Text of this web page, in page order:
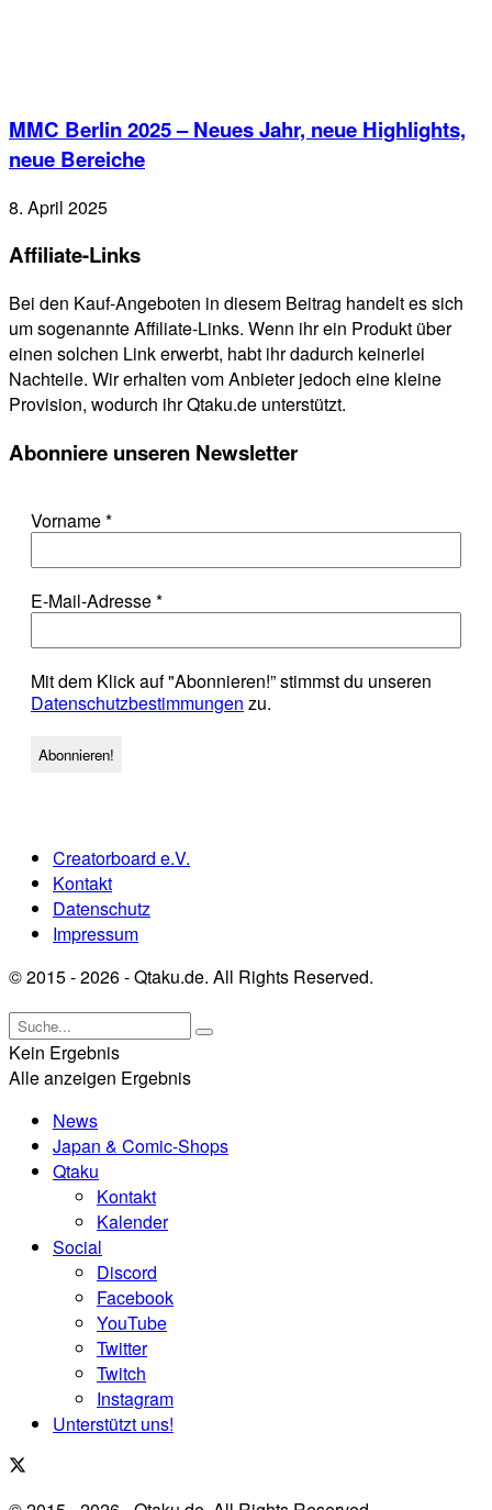
MMC Berlin 2025 – Neues Jahr, neue Highlights,
neue Bereiche
8. April 2025
Affiliate-Links
Bei den Kauf-Angeboten in diesem Beitrag handelt es sich
um sogenannte Affiliate-Links. Wenn ihr ein Produkt über
einen solchen Link erwerbt, habt ihr dadurch keinerlei
Nachteile. Wir erhalten vom Anbieter jedoch eine kleine
Provision, wodurch ihr Qtaku.de unterstützt.
Abonniere unseren Newsletter
Vorname*
E-Mail-Adresse*
Mit dem Klick auf "Abonnieren!” stimmst du unseren
Datenschutzbestimmungen zu.
Creatorboard e.V.
Kontakt
Datenschutz
Impressum
© 2015 - 2026 - Qtaku.de. All Rights Reserved.
Kein Ergebnis
Alle anzeigen Ergebnis
News
Japan & Comic-Shops
Qtaku
Kontakt
Kalender
Social
Discord
Facebook
YouTube
Twitter
Twitch
Instagram
Unterstützt uns!